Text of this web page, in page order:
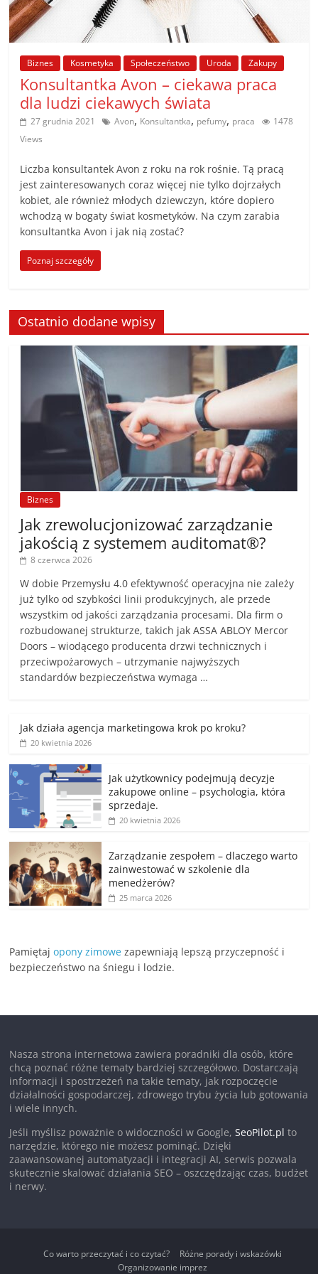
poradniki.
Porady
praktyczne
porady
wskazówki
poradniki
na
każdy
temat
Biznes Kosmetyka Społeczeństwo Uroda Zakupy
Konsultantka Avon – ciekawa praca
dla ludzi ciekawych świata
27 grudnia 2021 Avon, Konsultantka, pefumy, praca
1478
Views
Liczba konsultantek Avon z roku na rok rośnie. Tą pracą
jest zainteresowanych coraz więcej nie tylko dojrzałych
kobiet, ale również młodych dziewczyn, które dopiero
wchodzą w bogaty świat kosmetyków. Na czym zarabia
konsultantka Avon i jak nią zostać?
Poznaj szczegóły
Ostatnio dodane wpisy
Biznes
Jak zrewolucjonizować zarządzanie
jakością z systemem auditomat®?
8 czerwca 2026
W dobie Przemysłu 4.0 efektywność operacyjna nie zależy
już tylko od szybkości linii produkcyjnych, ale przede
wszystkim od jakości zarządzania procesami. Dla firm o
rozbudowanej strukturze, takich jak ASSA ABLOY Mercor
Doors – wiodącego producenta drzwi technicznych i
przeciwpożarowych – utrzymanie najwyższych
standardów bezpieczeństwa wymaga …
Jak działa agencja marketingowa krok po kroku?
20 kwietnia 2026
Jak użytkownicy podejmują decyzje
zakupowe online – psychologia, która
sprzedaje.
20 kwietnia 2026
Zarządzanie zespołem – dlaczego warto
zainwestować w szkolenie dla
menedżerów?
25 marca 2026
Pamiętajopony zimowe zapewniają lepszą przyczepność i
bezpieczeństwo na śniegu i lodzie.
Nasza strona internetowa zawiera poradniki dla osób, które
chcą poznać różne tematy bardziej szczegółowo. Dostarczają
informacji i spostrzeżeń na takie tematy, jak rozpoczęcie
działalności gospodarczej, zdrowego trybu życia lub gotowania
i wiele innych.
Jeśli myślisz poważnie o widoczności w Google,SeoPilot.pl to
narzędzie, którego nie możesz pominąć. Dzięki
zaawansowanej automatyzacji i integracji AI, serwis pozwala
skutecznie skalować działania SEO – oszczędzając czas, budżet
i nerwy.
Co warto przeczytać i co czytać?
Różne porady i wskazówki
Organizowanie imprez